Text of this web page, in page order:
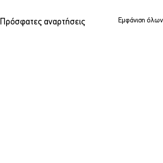
Πρόσφατες αναρτήσεις Εμφάνιση όλων